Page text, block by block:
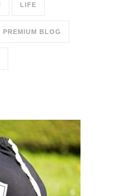
LIFE
PREMIUM BLOG